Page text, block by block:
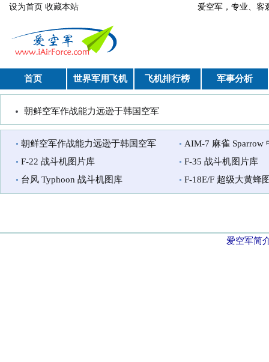
跳转到主要内容
设为首页 收藏本站 爱空军，专业、
首页 世界军用飞机 飞机排行榜 军事分析
你在这里
朝鲜空军作战能力远逊于韩国空军
朝鲜空军作战能力远逊于韩国空军
AIM-7 麻雀 Sparrow
F-22 战斗机图片库
F-35 战斗机图片库
台风 Typhoon 战斗机图库
F-18E/F 超级大黄蜂
爱空军简